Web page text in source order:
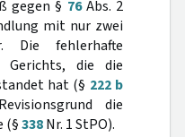
gegen § 76Abs. 2
mit nur zwei
Die fehlerhafte
Gerichts, die die
hat (§ 222 b
die
(§338Nr. 1 StPO).